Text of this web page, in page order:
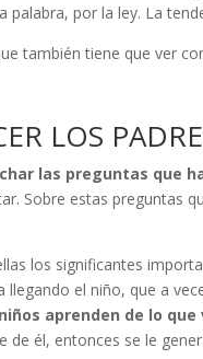
palabra, por la ley. La
también tiene que ver
LOS
las preguntas que
Sobre estas preguntas
los significantes
llegando el niño, que a
aprenden de lo
de él, entonces se le